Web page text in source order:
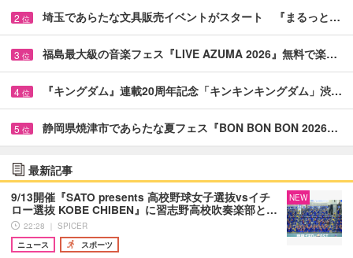
2 位 埼玉であらたな文具販売イベントがスタート 『まるっと…
3 位 福島最大級の音楽フェス『LIVE AZUMA 2026』無料で楽…
4 位 『キングダム』連載20周年記念「キンキンキングダム」渋…
5 位 静岡県焼津市であらたな夏フェス『BON BON BON 2026…
最新記事
9/13開催『SATO presents 高校野球女子選抜vsイチ
ロー選抜 KOBE CHIBEN』に習志野高校吹奏楽部と…
22:28 ｜ SPICER
ニュース
スポーツ
NEW